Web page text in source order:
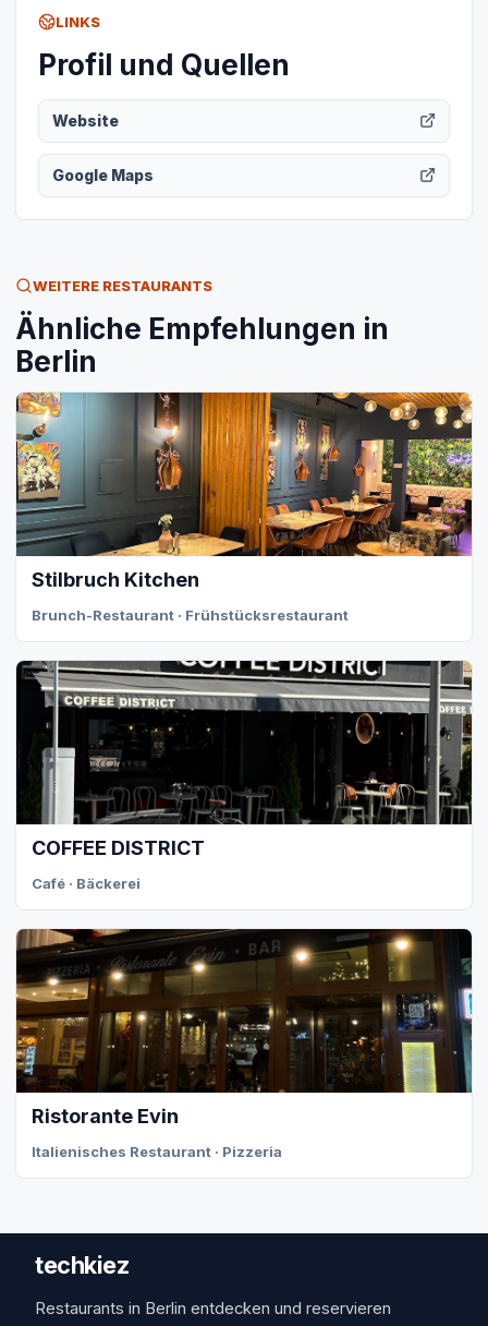
LINKS
Profil und Quellen
Website
Google Maps
WEITERE RESTAURANTS
Ähnliche Empfehlungen in
Berlin
Stilbruch Kitchen
Brunch-Restaurant · Frühstücksrestaurant
COFFEE DISTRICT
Café · Bäckerei
Ristorante Evin
Italienisches Restaurant · Pizzeria
techkiez
Restaurants in Berlin entdecken und reservieren